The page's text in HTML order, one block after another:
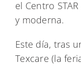
el Centro
y moderna.
Este día, tras
Texcare (la